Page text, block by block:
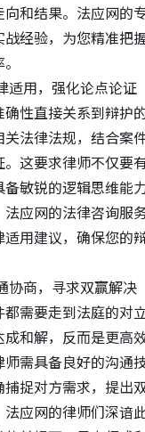
向和结果。法应网的
经验，为您精准把
适用，强化论点论证
确性直接关系到辩护
关法律法规，结合案
。这要求律师不仅要
敏锐的逻辑思维能
法应网的法律咨询服
用建议，确保您的
协商，寻求双赢解决
都需要走到法庭的对
和解，反而是更高
需具备良好的沟通
捕捉对方需求，提出
法应网的律师们深谙